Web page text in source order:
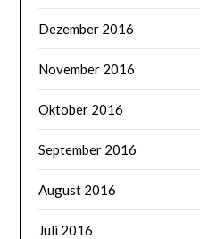
Dezember 2016
November 2016
Oktober 2016
September 2016
August 2016
Juli 2016